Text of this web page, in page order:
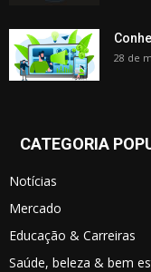
28 de
CATEGORIA
Notícias
Mercado
Educação & Carreiras
Saúde, beleza & bem